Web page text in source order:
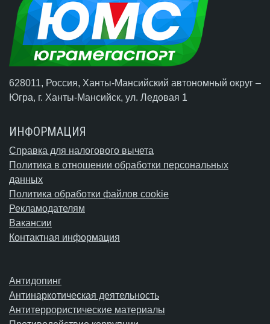
628011, Россия, Ханты-Мансийский автономный округ –
Югра, г. Ханты-Мансийск, ул. Ледовая 1
ИНФОРМАЦИЯ
Справка для налогового вычета
Политика в отношении обработки персональных
данных
Политика обработки файлов cookie
Рекламодателям
Вакансии
Контактная информация
Антидопинг
Антинаркотическая деятельность
Антитеррористические материалы